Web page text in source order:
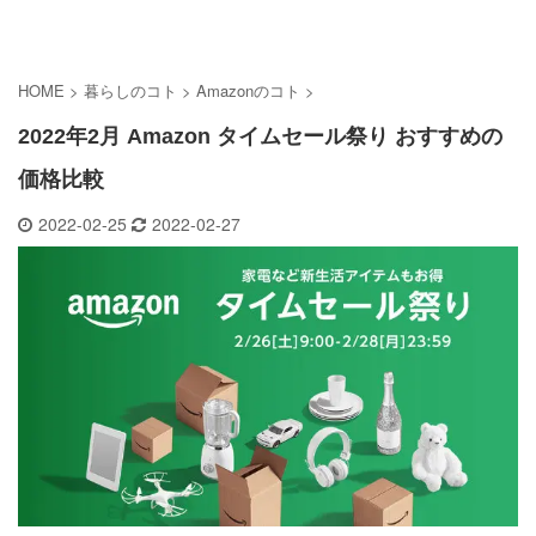
HOME > 暮らしのコト > Amazonのコト >
2022年2月 Amazon タイムセール祭り おすすめの
価格比較
2022-02-25
2022-02-27